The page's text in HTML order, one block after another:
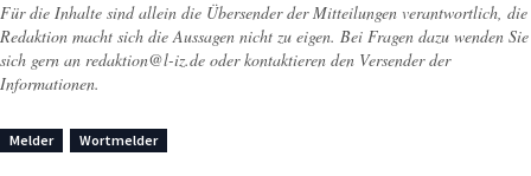
Für die Inhalte sind allein die Übersender der Mitteilungen verantwortlich, die
Redaktion macht sich die Aussagen nicht zu eigen. Bei Fragen dazu wenden Sie
sich gern an redaktion@l-iz.de oder kontaktieren den Versender der
Informationen.
Melder Wortmelder